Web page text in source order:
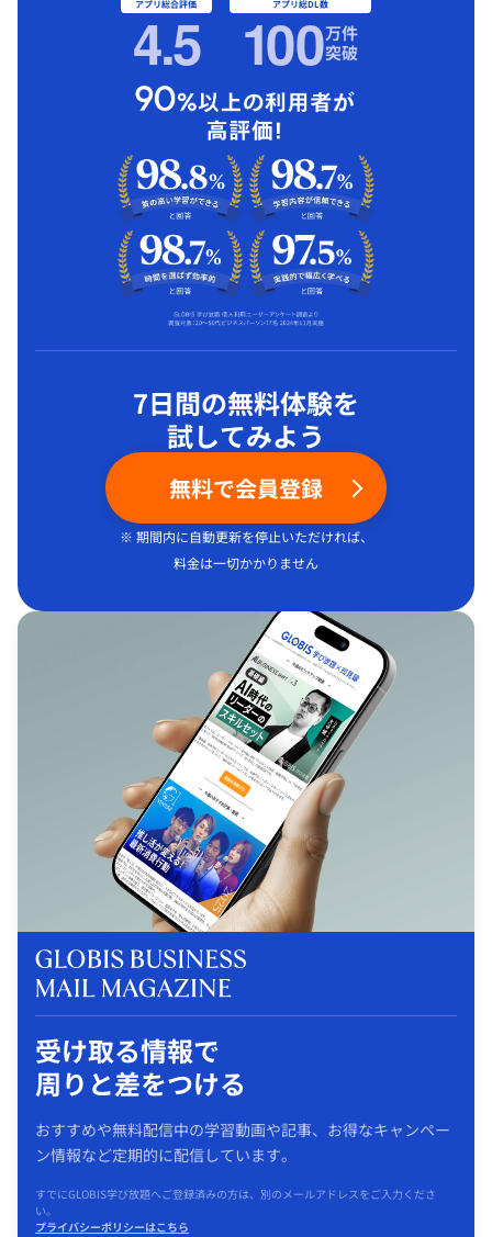
アプリ総合評価
4.5 アプリ総DL数
100万件
突破
7日間の無料体験を
試してみよう
無料で会員登録
※ 期間内に自動更新を停止いただければ、
料金は一切かかりません
受け取る情報で
周りと差をつける
おすすめや無料配信中の学習動画や記事、お得なキャンペー
ン情報など定期的に配信しています。
すでにGLOBIS学び放題へご登録済みの方は、別のメールアドレスをご入力くださ
い。
プライバシーポリシーはこちら